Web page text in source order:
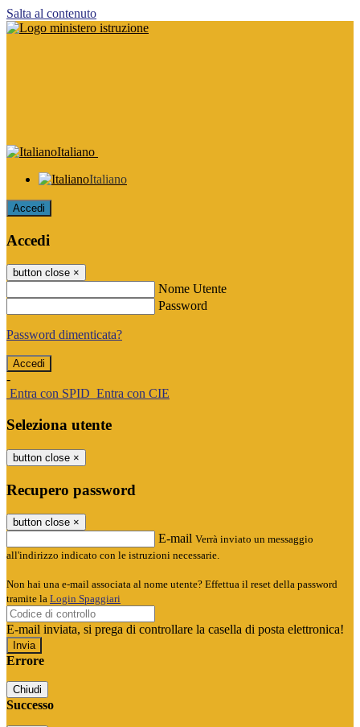
Salta al contenuto
Italiano
Italiano
Accedi
Accedi
button close ×
Nome Utente
Password
Password dimenticata?
-
Entra con SPID Entra con CIE
Seleziona utente
button close ×
Recupero password
button close ×
E-mail Verrà inviato un messaggio
all'indirizzo indicato con le istruzioni necessarie.
Non hai una e-mail associata al nome utente? Effettua il reset della password
tramite la Login Spaggiari
E-mail inviata, si prega di controllare la casella di posta elettronica!
Errore
Chiudi
Successo